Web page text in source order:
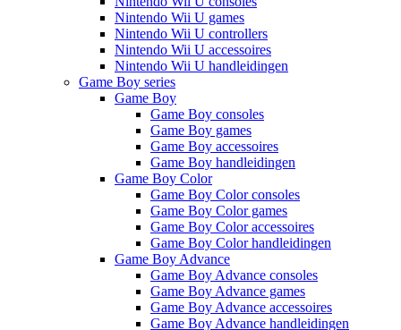
Nintendo Wii U games
Nintendo Wii U controllers
Nintendo Wii U accessoires
Nintendo Wii U handleidingen
Game Boy series
Game Boy
Game Boy consoles
Game Boy games
Game Boy accessoires
Game Boy handleidingen
Game Boy Color
Game Boy Color consoles
Game Boy Color games
Game Boy Color accessoires
Game Boy Color handleidingen
Game Boy Advance
Game Boy Advance consoles
Game Boy Advance games
Game Boy Advance accessoires
Game Boy Advance handleidingen